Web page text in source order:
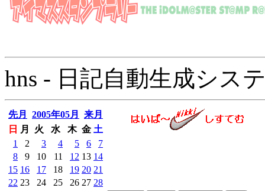
hns - 日記自動生成シス
先月 2005年05月
来月
日
月 火 水 木 金 土
1
2 3 4 5 6
7
8
9 10 11 12 13 14
15 16 17 18 19 20 21
22 23 24 25 26 27 28